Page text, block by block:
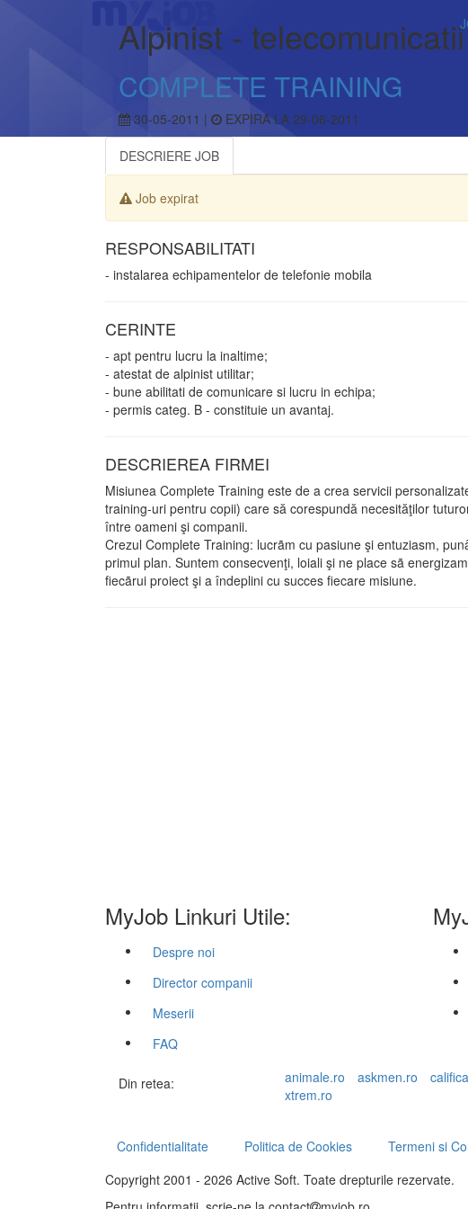
Alpinist - telecomunicatii
COMPLETE TRAINING
30-05-2011 | EXPIRA LA 29-06-2011
DESCRIERE JOB
Job expirat
RESPONSABILITATI
- instalarea echipamentelor de telefonie mobila
CERINTE
- apt pentru lucru la inaltime;
- atestat de alpinist utilitar;
- bune abilitati de comunicare si lucru in echipa;
- permis categ. B - constituie un avantaj.
DESCRIEREA FIRMEI
Misiunea Complete Training este de a crea servicii
training-uri pentru copii) care să corespundă necesităţilor
între oameni şi companii.
Crezul Complete Training: lucrãm cu pasiune şi entuziasm,
primul plan. Suntem consecvenţi, loiali şi ne place sã
fiecãrui proiect şi a îndeplini cu succes fiecare misiune.
MyJob Linkuri Utile:
Despre noi
Director companii
Meserii
FAQ
Din retea: animale.ro askmen.ro
xtrem.ro
Confidentialitate Politica de Cookies
Termeni si
Copyright 2001 - 2026 Active Soft. Toate drepturile rezervate.